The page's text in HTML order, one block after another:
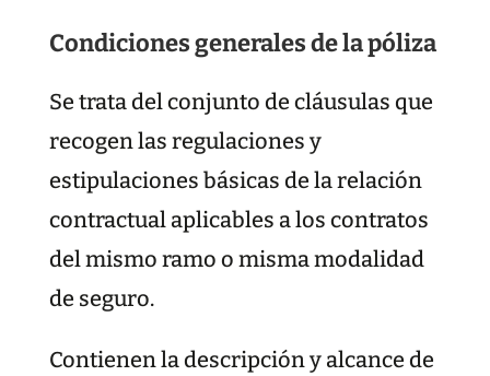
Condiciones generales de la póliza
Se trata del conjunto de cláusulas que
recogen las regulaciones y
estipulaciones básicas de la relación
contractual aplicables a los contratos
del mismo ramo o misma modalidad
de seguro.
Contienen la descripción y alcance de